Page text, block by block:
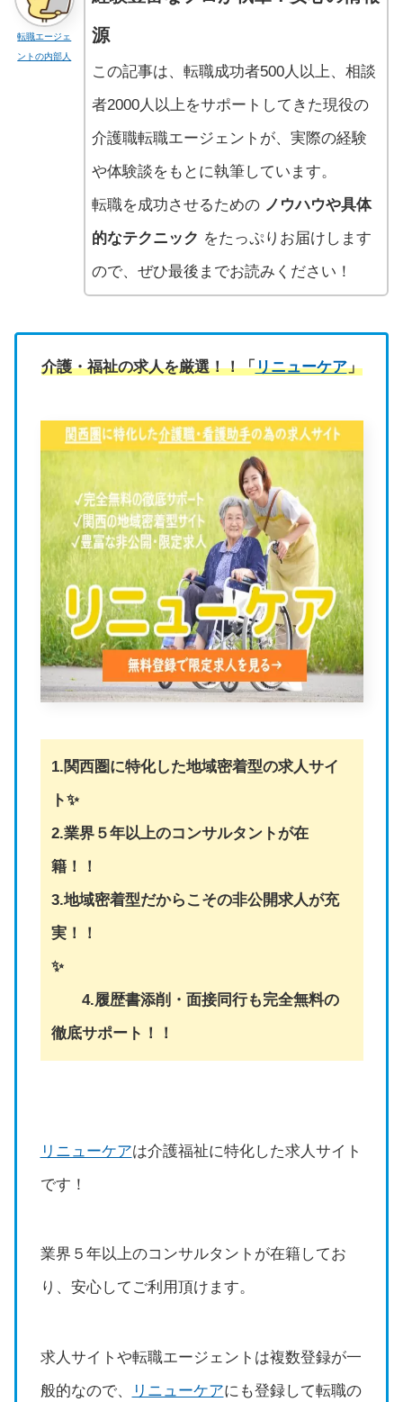
転職エージェ
ントの内部人
源
この記事は、転職成功者500人以上、相談
者2000人以上をサポートしてきた現役の
介護職転職エージェントが、実際の経験
や体験談をもとに執筆しています。
転職を成功させるための ノウハウや具体
的なテクニック をたっぷりお届けします
ので、ぜひ最後までお読みください！
介護・福祉の求人を厳選！！「リニューケア」
1.関西圏に特化した地域密着型の求人サイ
ト✨
2.業界５年以上のコンサルタントが在
籍！！
3.地域密着型だからこその非公開求人が充
実！！
✨
4.履歴書添削・面接同行も完全無料の
徹底サポート！！
リニューケアは介護福祉に特化した求人サイト
です！
業界５年以上のコンサルタントが在籍してお
り、安心してご利用頂けます。
求人サイトや転職エージェントは複数登録が一
般的なので、
リニューケアにも登録して転職の